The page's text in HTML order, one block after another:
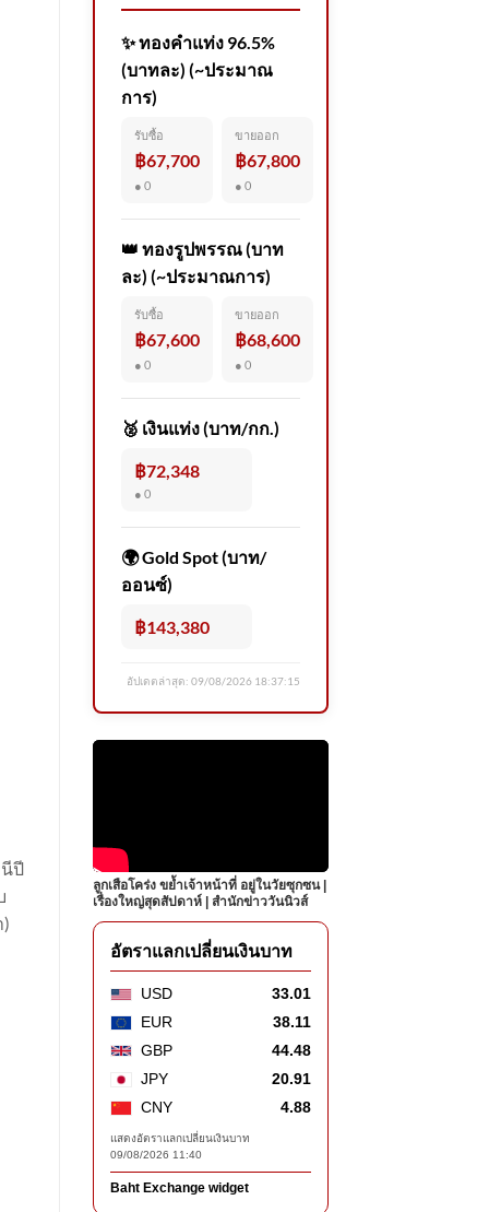
นีปี
✨ ทองคำแท่ง 96.5%
(บาทละ) (~ประมาณ
การ)
รับซื้อ
฿67,700
● 0
ขายออก
฿67,800
● 0
👑 ทองรูปพรรณ (บาท
ละ) (~ประมาณการ)
รับซื้อ
฿67,600
● 0
ขายออก
฿68,600
● 0
🥈 เงินแท่ง (บาท/กก.)
฿72,348
● 0
🌍 Gold Spot (บาท/
ออนซ์)
฿143,380
อัปเดตล่าสุด: 09/08/2026 18:37:15
ลูกเสือโคร่ง ขย้ำเจ้าหน้าที่ อยู่ในวัยซุกซน |
เรื่องใหญ่สุดสัปดาห์ | สำนักข่าววันนิวส์
อัตราแลกเปลี่ยนเงินบาท
USD
33.01
EUR
38.11
GBP
44.48
JPY
20.91
CNY
4.88
แสดงอัตราแลกเปลี่ยนเงินบาท
09/08/2026 11:40
Baht Exchange widget